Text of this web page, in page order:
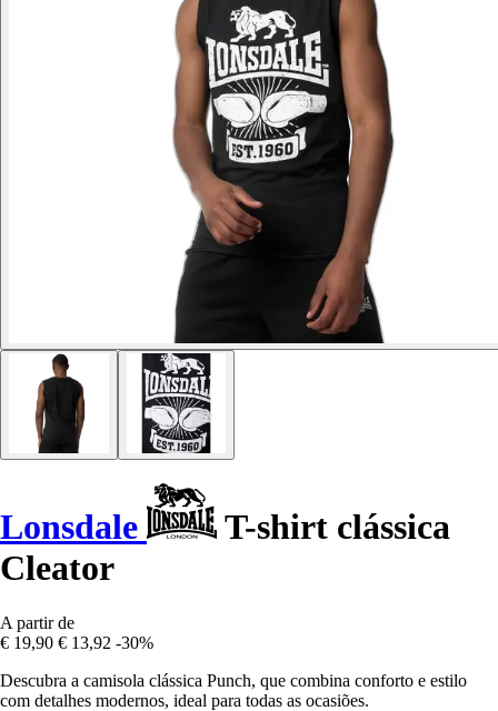
Lonsdale
T-shirt clássica
Cleator
A partir de
€ 19,90 € 13,92 -30%
Descubra a camisola clássica Punch, que combina conforto e estilo
com detalhes modernos, ideal para todas as ocasiões.